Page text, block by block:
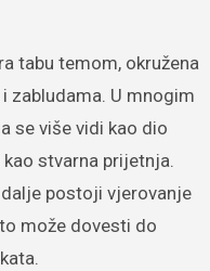
tabu temom, okružena
zabludama. U mnogim
se više vidi kao dio
stvarna prijetnja.
postoji vjerovanje
može dovesti do